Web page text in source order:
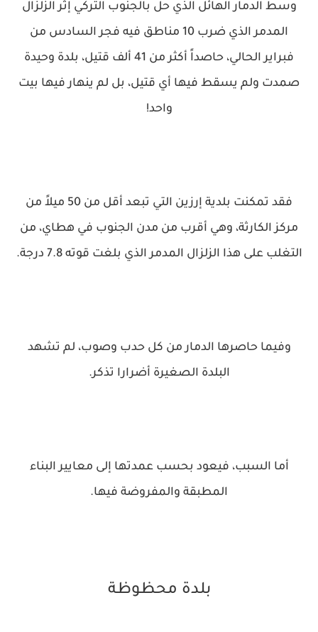
وسط الدمار الهائل الذي حل بالجنوب التركي إثر الزلزال
المدمر الذي ضرب 10 مناطق فيه فجر السادس من
فبراير الحالي، حاصداً أكثر من 41 ألف قتيل، بلدة وحيدة
صمدت ولم يسقط فيها أي قتيل، بل لم ينهار فيها بيت
واحد!
فقد تمكنت بلدية إرزين التي تبعد أقل من 50 ميلاً من
مركز الكارثة، وهي أقرب من مدن الجنوب في هطاي، من
التغلب على هذا الزلزال المدمر الذي بلغت قوته 7.8 درجة.
وفيما حاصرها الدمار من كل حدب وصوب، لم تشهد
البلدة الصغيرة أضرارا تذكر.
أما السبب، فيعود بحسب عمدتها إلى معايير البناء
المطبقة والمفروضة فيها.
بلدة محظوظة